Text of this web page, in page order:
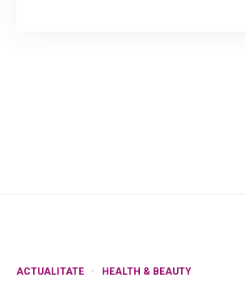
ACTUALITATE HEALTH & BEAUTY